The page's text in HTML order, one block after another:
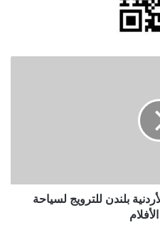
بلندن للترويج لسياحة